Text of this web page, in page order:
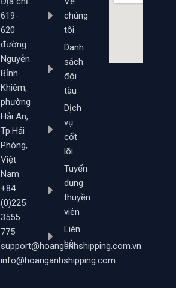
619-
620
đường
Nguyễn
Bỉnh
Khiêm,
phường
Hải An,
Tp.Hải
Phòng,
Việt
Nam
+84
(0)225
3555
775
support@hoanganhshipping.com.vn
info@hoanganhshipping.com
chúng
tôi
Danh
sách
đội
tàu
Dịch
vụ
cốt
lõi
Tuyển
dụng
thuyền
viên
Liên
hệ